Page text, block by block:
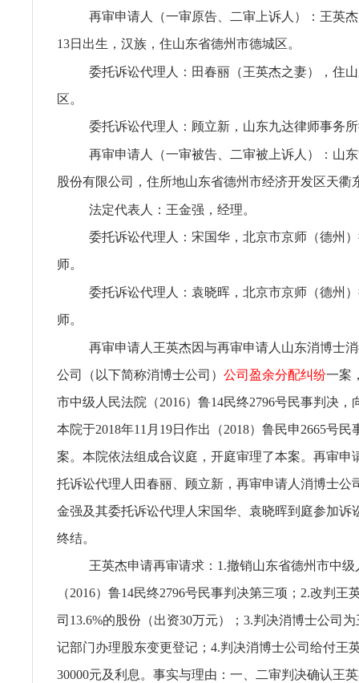
再审申请人（一审原告、二审上诉人）：王英
13日出生，汉族，住山东省德州市德城区。
委托诉讼代理人：田春丽（王英杰之妻），住
区。
委托诉讼代理人：顾立新，山东九达律师事务
再审申请人（一审被告、二审被上诉人）：山
股份有限公司，住所地山东省德州市经济开发区天衢
法定代表人：王金强，经理。
委托诉讼代理人：宋国华，北京市京师（德州
师。
委托诉讼代理人：袁晓晖，北京市京师（德州
师。
再审申请人王英杰因与再审申请人山东消博士
公司（以下简称消博士公司） 公司盈余分配纠纷一案
市中级人民法院（2016）鲁14民终2796号民事判决，
本院于2018年11月19日作出（2018）鲁民申2665号民
案。本院依法组成合议庭，开庭审理了本案。再审申
托诉讼代理人田春丽、顾立新，再审申请人消博士公
金强及其委托诉讼代理人宋国华、袁晓晖到庭参加诉
终结。
王英杰申请再审请求：1.撤销山东省德州市中级
（2016）鲁14民终2796号民事判决第三项；2.改判王
司13.6%的股份（出资30万元）；3.判决消博士公司
记部门办理股东变更登记；4.判决消博士公司给付王
30000元及利息。事实与理由：一、二审判决确认王